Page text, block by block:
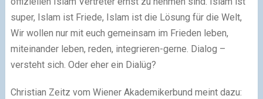
super, Islam ist Friede, Islam ist die Lösung für die Welt,
Wir wollen nur mit euch gemeinsam im Frieden leben,
miteinander leben, reden, integrieren-gerne. Dialog –
versteht sich. Oder eher ein Dialüg?
Christian Zeitz vom Wiener Akademikerbund meint dazu: